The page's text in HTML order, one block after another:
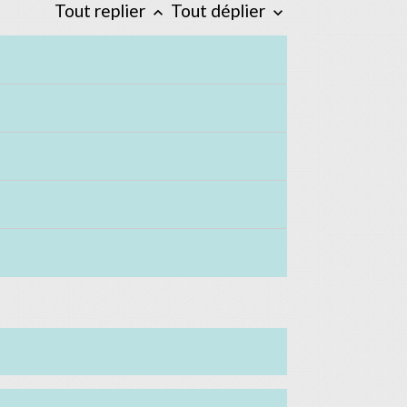
Tout replier keyboard_arrow_up Tout déplier keyboard_arrow_down